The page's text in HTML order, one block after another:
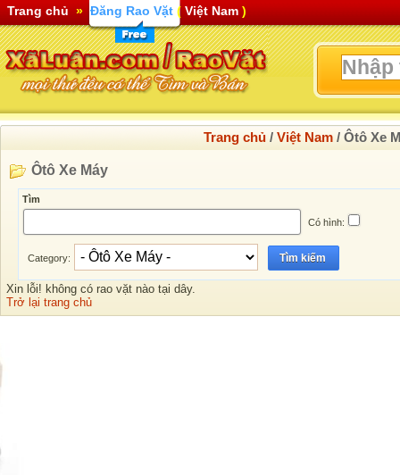
Trang chủ » Đăng Rao Vặt ( Việt Nam )
Trang chủ /Việt Nam /Ôtô Xe
Ôtô Xe Máy
Tìm
Có hình:
Category: Tìm kiếm
Xin lỗi! không có rao vặt nào tại dây.
Trở lại trang chủ